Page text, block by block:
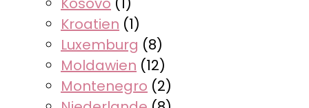
Kroatien (1)
Luxemburg (8)
Moldawien (12)
Montenegro (2)